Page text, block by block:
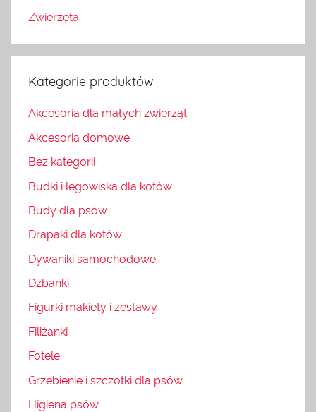
Zwierzęta
Kategorie produktów
Akcesoria dla małych zwierząt
Akcesoria domowe
Bez kategorii
Budki i legowiska dla kotów
Budy dla psów
Drapaki dla kotów
Dywaniki samochodowe
Dzbanki
Figurki makiety i zestawy
Filiżanki
Fotele
Grzebienie i szczotki dla psów
Higiena psów